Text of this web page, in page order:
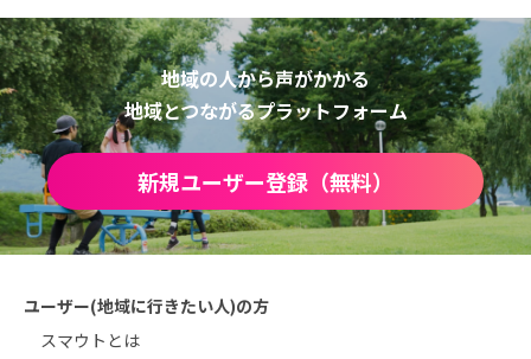
地域の人から声がかかる
地域とつながるプラットフォーム
新規ユーザー登録（無料）
ユーザー(地域に行きたい人)の方
スマウトとは